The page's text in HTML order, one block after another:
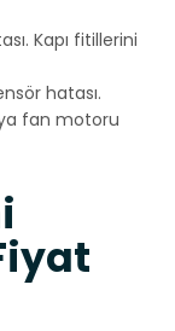
Kapı fitillerini
hatası.
fan motoru